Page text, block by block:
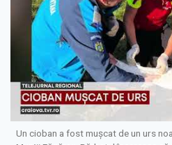
Un cioban a fost mușcat de un urs